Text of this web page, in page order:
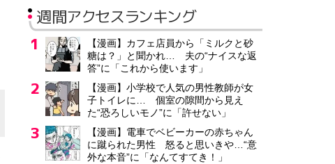
週間アクセスランキング
【漫画】カフェ店員から「ミルクと砂
糖は？」と聞かれ… 夫の“ナイスな返
答”に「これから使います」
【漫画】小学校で人気の男性教師が女
子トイレに… 個室の隙間から見え
た“恐ろしいモノ”に「許せない」
【漫画】電車でベビーカーの赤ちゃん
に蹴られた男性 怒ると思いきや…“意
外な本音”に「なんてすてき！」